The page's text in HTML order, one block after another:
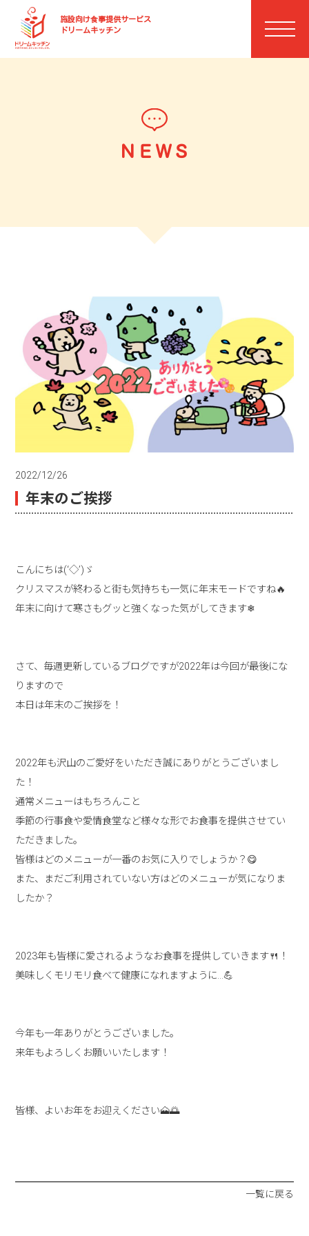
施設向け⾷事提供サービス
ドリームキッチン
ＮＥＷＳ
2022/12/26
年末のご挨拶
こんにちは(‘◇’)ゞ
クリスマスが終わると街も気持ちも一気に年末モードですね🔥
年末に向けて寒さもグッと強くなった気がしてきます❄
さて、毎週更新しているブログですが2022年は今回が最後にな
りますので
本日は年末のご挨拶を！
2022年も沢山のご愛好をいただき誠にありがとうございまし
た！
通常メニューはもちろんこと
季節の行事食や愛情食堂など様々な形でお食事を提供させてい
ただきました。
皆様はどのメニューが一番のお気に入りでしょうか？😋
また、まだご利用されていない方はどのメニューが気になりま
したか？
2023年も皆様に愛されるようなお食事を提供していきます🍴！
美味しくモリモリ食べて健康になれますように…💪
今年も一年ありがとうございました。
来年もよろしくお願いいたします！
皆様、よいお年をお迎えください🗻🌅
一覧に戻る